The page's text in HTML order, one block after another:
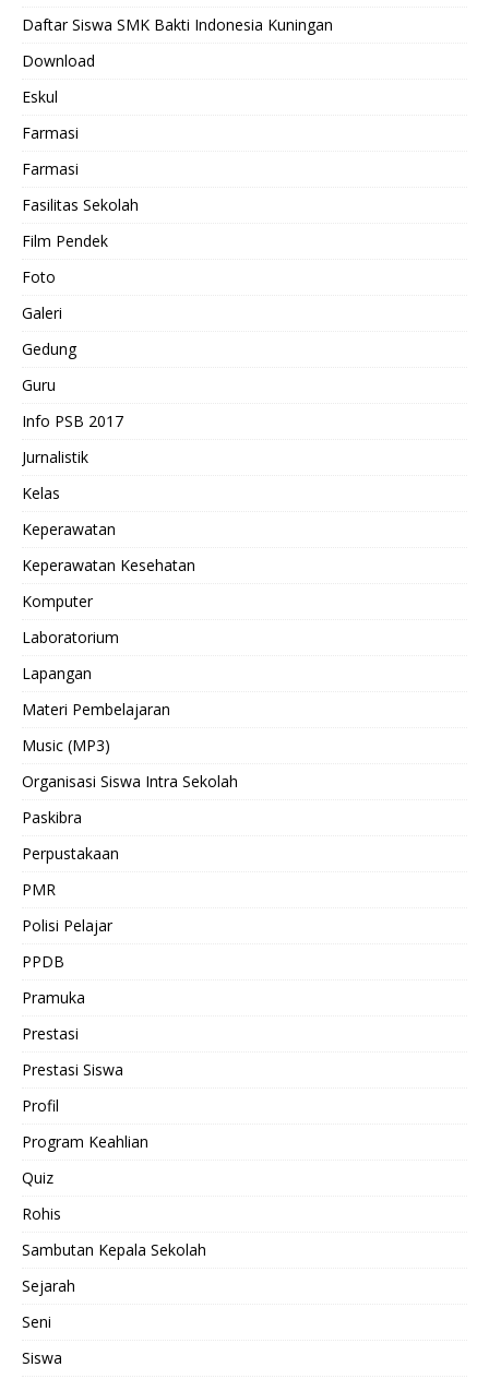
Daftar Siswa SMK Bakti Indonesia Kuningan
Download
Eskul
Farmasi
Farmasi
Fasilitas Sekolah
Film Pendek
Foto
Galeri
Gedung
Guru
Info PSB 2017
Jurnalistik
Kelas
Keperawatan
Keperawatan Kesehatan
Komputer
Laboratorium
Lapangan
Materi Pembelajaran
Music (MP3)
Organisasi Siswa Intra Sekolah
Paskibra
Perpustakaan
PMR
Polisi Pelajar
PPDB
Pramuka
Prestasi
Prestasi Siswa
Profil
Program Keahlian
Quiz
Rohis
Sambutan Kepala Sekolah
Sejarah
Seni
Siswa